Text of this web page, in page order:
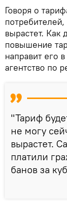
Говоря о
вырастет. Как
повышение
направит его
агентство по
"Тариф
не могу
вырастет.
платили
банов за